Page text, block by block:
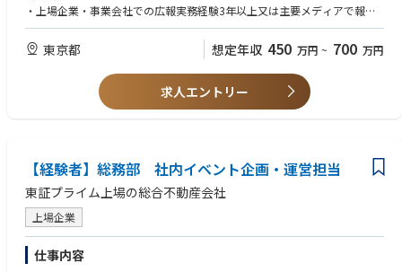
・各グループ会社の商品に関するブランディング
・他企業や行政とのコラボレーション
・インナーブランディング・社内報制作
・上場企業・事業会社での広報実務経験3年以上又は主要メディアで報道
系の記者業務3年以上
・記者会見を代理店を活用せずに自ら開催できる方
・ご自分のメディアリストが100名以上の方
※応募時の職務経歴書に、ご自身で書かれたプレスリリースがある方はUR
Lを記載くださいませ。
・企業でのブランディングに関する実務経験
・仕事への強いコミットメント（休日はしっかりとれますが、成果に関し
ては所謂ゆるブラックの正反対の環境です）
・メディアでの露出獲得が好きな方（SNS運用のみが興味対象の方には向
いていません）
・仕事で初対面の方と話すこと、関係構築することに関して、意識せずに
得意と言える方
東京都 想定年収 450 万円 ~ 700 万円
求人エントリー
【経験者】総務部 社内イベント企画・運営担当
東証プライム上場の総合不動産会社
上場企業
仕事内容